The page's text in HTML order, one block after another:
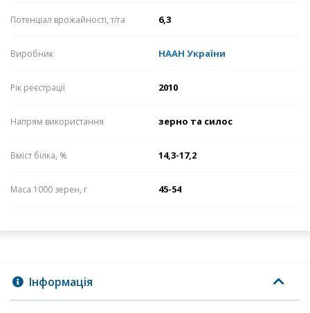
Потенціал врожайності, т/га 6,3
Виробник НААН України
Рік реєстрації 2010
Напрям використання зерно та силос
Вміст білка, % 14,3-17,2
Маса 1000 зерен, г 45-54
Інформація